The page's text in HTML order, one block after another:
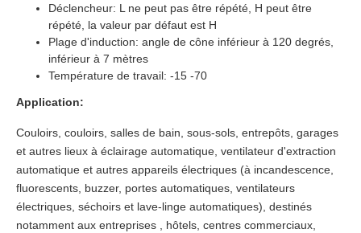
Déclencheur: L ne peut pas être répété, H peut être
répété, la valeur par défaut est H
Plage d'induction: angle de cône inférieur à 120 degrés,
inférieur à 7 mètres
Température de travail: -15 -70
Application:
Couloirs, couloirs, salles de bain, sous-sols, entrepôts, garages
et autres lieux à éclairage automatique, ventilateur d'extraction
automatique et autres appareils électriques (à incandescence,
fluorescents, buzzer, portes automatiques, ventilateurs
électriques, séchoirs et lave-linge automatiques), destinés
notamment aux entreprises , hôtels, centres commerciaux,